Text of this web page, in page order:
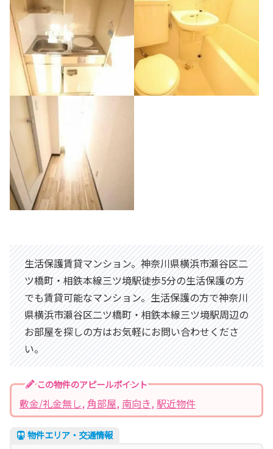
生活保護賃貸マンション。神奈川県横浜市瀬谷区二
ツ橋町・相鉄本線三ツ境駅徒歩5分の生活保護の方
でも賃貸可能なマンション。生活保護の方で神奈川
県横浜市瀬谷区二ツ橋町・相鉄本線三ツ境駅周辺の
お部屋を探しの方はお気軽にお問い合わせくださ
い。
この物件のアピールポイント
敷金/礼金無し, 角部屋, 南向き, 駅近物件
物件エリア・交通情報